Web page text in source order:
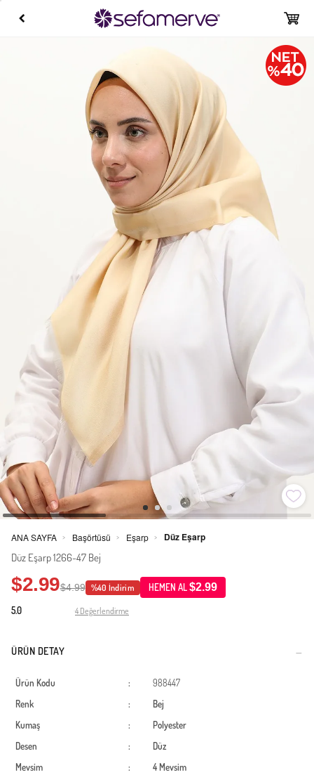
ANA SAYFA > Başörtüsü > Eşarp > Düz Eşarp
Düz Eşarp 1266-47 Bej
$2.99$4.99 %40 İndirim HEMEN AL$2.99
5.0 4 Değerlendirme
ÜRÜN DETAY
Ürün Kodu :
988447
Renk
:
Bej
Kumaş
:
Polyester
Desen
:
Düz
Mevsim
:
4 Mevsim